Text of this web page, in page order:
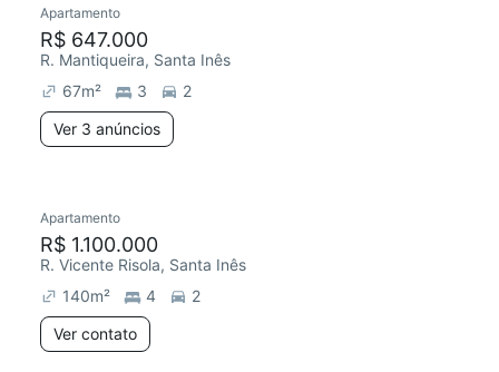
Apartamento
R$ 647.000
R. Mantiqueira, Santa Inês
67m² 3
2
Ver 3 anúncios
Apartamento
R$ 1.100.000
R. Vicente Risola, Santa Inês
140m² 4
2
Ver contato